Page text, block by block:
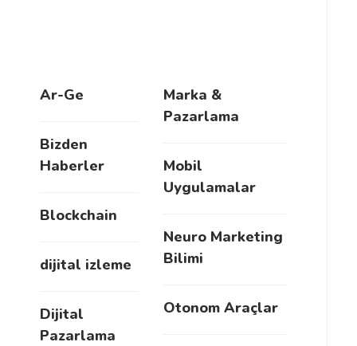
Ar-Ge
Bizden
Haberler
Blockchain
dijital izleme
Dijital
Pazarlama
Marka &
Pazarlama
Mobil
Uygulamalar
Neuro Marketing
Bilimi
Otonom Araçlar